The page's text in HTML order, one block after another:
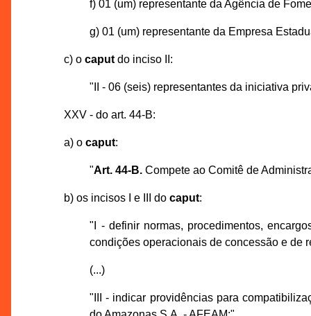
f) 01 (um) representante da Agência de
g) 01 (um) representante da Empresa
c) o caputdo inciso II:
"II - 06 (seis) representantes da iniciativa
XXV - do art. 44-B:
a) o caput:
"Art. 44-B. Compete ao Comitê de
b) os incisos I e III do caput:
"I - definir normas, procedimentos,
condições operacionais de concessão e de
(...)
"III - indicar providências para